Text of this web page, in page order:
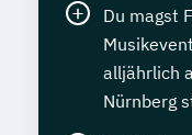
Du magst
alljährlich
Nürnberg